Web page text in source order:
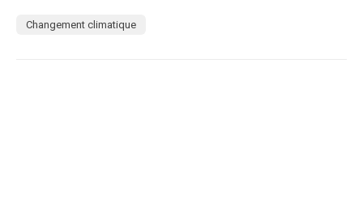
Changement climatique